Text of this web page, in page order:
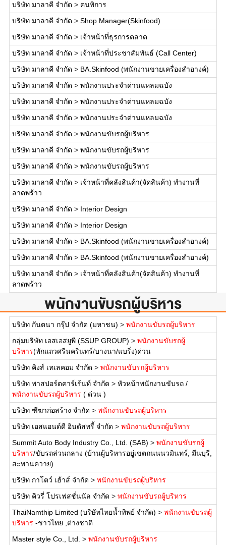
บริษัท มาลาคี จำกัด > คนพิการ
บริษัท มาลาคี จำกัด > Shop Manager(Skinfood)
บริษัท มาลาคี จำกัด > เจ้าหน้าที่ธุรการตลาด
บริษัท มาลาคี จำกัด > เจ้าหน้าที่ประชาสัมพันธ์ (Call Center)
บริษัท มาลาคี จำกัด > BA.Skinfood (พนักงานขายเครื่องสำอางค์)
บริษัท มาลาคี จำกัด > พนักงานประจำด่านแหลมฉบัง
บริษัท มาลาคี จำกัด > พนักงานประจำด่านแหลมฉบัง
บริษัท มาลาคี จำกัด > พนักงานประจำด่านแหลมฉบัง
บริษัท มาลาคี จำกัด > พนักงานขับรถผู้บริหาร
บริษัท มาลาคี จำกัด > พนักงานขับรถผู้บริหาร
บริษัท มาลาคี จำกัด > พนักงานขับรถผู้บริหาร
บริษัท มาลาคี จำกัด > เจ้าหน้าที่คลังสินค้า(จัดสินค้า) ทำงานที่
ลาดพร้าว
บริษัท มาลาคี จำกัด > Interior Design
บริษัท มาลาคี จำกัด > Interior Design
บริษัท มาลาคี จำกัด > BA.Skinfood (พนักงานขายเครื่องสำอางค์)
บริษัท มาลาคี จำกัด > BA.Skinfood (พนักงานขายเครื่องสำอางค์)
บริษัท มาลาคี จำกัด > เจ้าหน้าที่คลังสินค้า(จัดสินค้า) ทำงานที่
ลาดพร้าว
พนักงานขับรถผู้บริหาร
บริษัท กันตนา กรุ๊ป จำกัด (มหาชน) > พนักงานขับรถผู้บริหาร
กลุ่มบริษัท เอสเอสยูพี (SSUP GROUP) > พนักงานขับรถผู้
บริหาร(พักแถวศรีนครินทร์/บางนา/แบริ่ง)ด่วน
บริษัท คิงส์ เทเลคอม จำกัด > พนักงานขับรถผู้บริหาร
บริษัท พาสปอร์ตคาร์เร้นท์ จำกัด > หัวหน้าพนักงานขับรถ /
พนักงานขับรถผู้บริหาร ( ด่วน )
บริษัท ฑีฆาก่อสร้าง จำกัด > พนักงานขับรถผู้บริหาร
บริษัท เอสแอนด์ดี อินดัสทรี้ จำกัด > พนักงานขับรถผู้บริหาร
Summit Auto Body Industry Co., Ltd. (SAB) > พนักงานขับรถผู้
บริหาร/ขับรถส่วนกลาง (บ้านผู้บริหารอยู่เขตถนนนวมินทร์, มีนบุรี,
สะพานควาย)
บริษัท กาโตว์ เฮ้าส์ จำกัด > พนักงานขับรถผู้บริหาร
บริษัท คิวรี่ โปรเฟสชั่นนัล จำกัด > พนักงานขับรถผู้บริหาร
ThaiNamthip Limited (บริษัทไทยน้ำทิพย์ จำกัด) > พนักงานขับรถผู้
บริหาร -ชาวไทย ,ต่างชาติ
Master style Co., Ltd. > พนักงานขับรถผู้บริหาร